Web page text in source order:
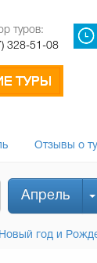
туров:
328-51-08
Отзывы о
Апрель
Новый год и